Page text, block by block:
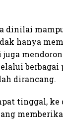
dinilai
hanya
berbagai
dirancang.
tinggal, ke